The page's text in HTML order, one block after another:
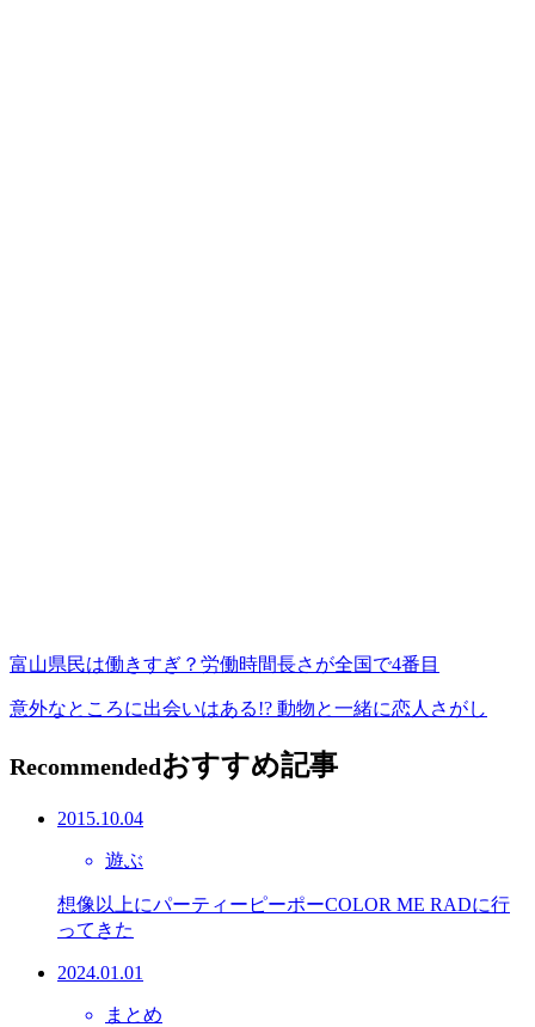
富山県民は働きすぎ？労働時間長さが全国で4番目
意外なところに出会いはある!? 動物と一緒に恋人さがし
Recommendedおすすめ記事
2015.10.04
遊ぶ
想像以上にパーティーピーポーCOLOR ME RADに行
ってきた
2024.01.01
まとめ